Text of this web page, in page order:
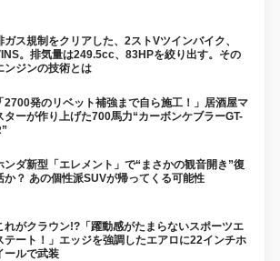
ガス規制をクリアした、2ストVツインバイク、
。排気量は249.5cc、83HPを絞り出す。その
ンジンの技術とは
「2700発のリベット補強まで自ら施工！」居酒屋マ
ターが作り上げた700馬力“カーボンケブラーGT-
ンダ新型「エレメント」で“まさかの観音開き”復
か？ あの個性派SUVが帰ってくる可能性
れがクラウン!?「躍動感がたまらないスポーツエ
テート！」エッジを強調したエアロに22インチホ
ールで武装